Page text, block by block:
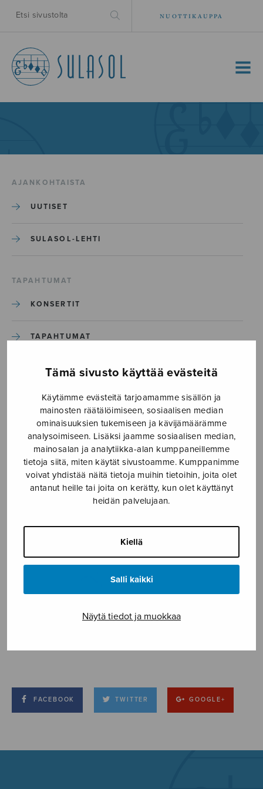
Tämä sivusto käyttää evästeitä
Käytämme evästeitä tarjoamamme sisällön ja
mainosten räätälöimiseen, sosiaalisen median
ominaisuuksien tukemiseen ja kävijämäärämme
analysoimiseen. Lisäksi jaamme sosiaalisen median,
mainosalan ja analytiikka-alan kumppaneillemme
tietoja siitä, miten käytät sivustoamme. Kumppanimme
voivat yhdistää näitä tietoja muihin tietoihin, joita olet
antanut heille tai joita on kerätty, kun olet käyttänyt
heidän palvelujaan.
Kiellä
Salli kaikki
Näytä tiedot ja muokkaa
NUOTTIKAUPPA
MENU
AJANKOHTAISTA
UUTISET
SULASOL-LEHTI
TAPAHTUMAT
KONSERTIT
TAPAHTUMAT
ILMOITA TAPAHTUMA
Etusivu › Media › Meno_S3199
Meno_S3199
16.4.2026
FACEBOOK TWITTER GOOGLE+